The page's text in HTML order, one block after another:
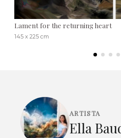
Lament for the returning heart
145 x 225 cm
ARTISTA
Ella